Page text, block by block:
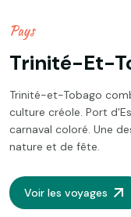
Pays
Trinité-Et-
Trinité-et-Tobago
culture créole. Port
carnaval coloré. Une
nature et de fête.
Voir les voyages